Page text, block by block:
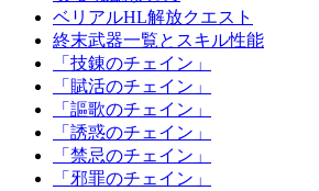
ベリアルHL解放クエスト
終末武器一覧とスキル性能
「技錬のチェイン」
「賦活のチェイン」
「謳歌のチェイン」
「誘惑のチェイン」
「禁忌のチェイン」
「邪罪のチェイン」